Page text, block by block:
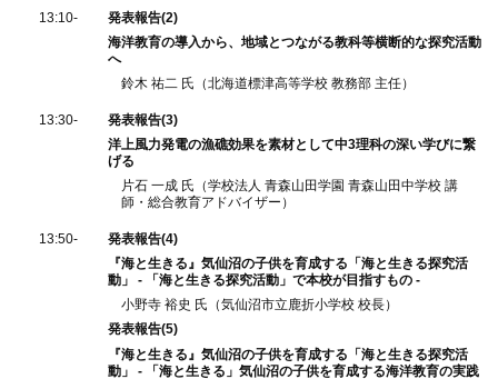
13:10-
発表報告(2)
海洋教育の導入から、地域とつながる教科等横断的な探究活動
へ
鈴木 祐二 氏（北海道標津高等学校 教務部 主任）
13:30-
発表報告(3)
洋上風力発電の漁礁効果を素材として中3理科の深い学びに繋
げる
片石 一成 氏（学校法人 青森山田学園 青森山田中学校 講
師・総合教育アドバイザー）
13:50-
発表報告(4)
『海と生きる』気仙沼の子供を育成する「海と生きる探究活
動」
- 「海と生きる探究活動」で本校が目指すもの -
小野寺 裕史 氏（気仙沼市立鹿折小学校 校長）
発表報告(5)
『海と生きる』気仙沼の子供を育成する「海と生きる探究活
動」
- 「海と生きる」気仙沼の子供を育成する海洋教育の実践